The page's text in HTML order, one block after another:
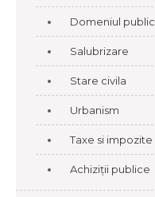
Domeniul public
Salubrizare
Stare civila
Urbanism
Taxe si impozite
Achiziții publice